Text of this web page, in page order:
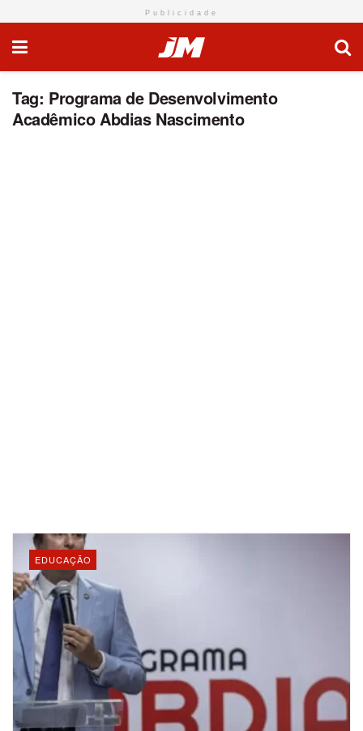
Publicidade
Tag: Programa de Desenvolvimento
Acadêmico Abdias Nascimento
EDUCAÇÃO